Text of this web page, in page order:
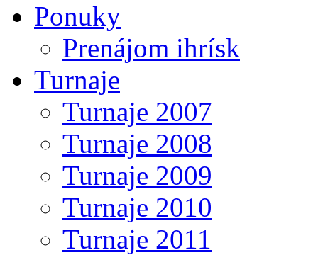
Ponuky
Prenájom ihrísk
Turnaje
Turnaje 2007
Turnaje 2008
Turnaje 2009
Turnaje 2010
Turnaje 2011